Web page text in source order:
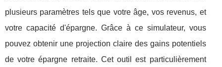
plusieurs paramètres tels que votre âge, vos revenus, et
votre capacité d'épargne. Grâce à ce simulateur, vous
pouvez obtenir une projection claire des gains potentiels
de votre épargne retraite. Cet outil est particulièrement